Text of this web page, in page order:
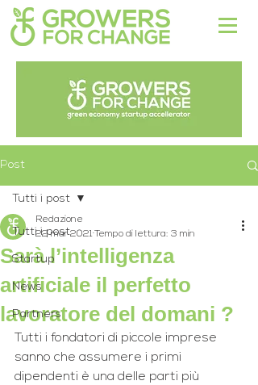
Post
Tutti i post
Startup
News
Partners
Tutti i post
Sarà l’intelligenza
artificiale il perfetto
lavoratore del domani ?
Redazione
22 mar 2021Tempo di lettura: 3 min
Tutti i fondatori di piccole imprese
sanno che assumere i primi
dipendenti è una delle parti più